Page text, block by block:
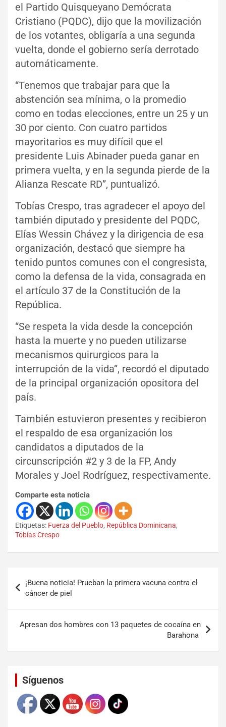
el Partido Quisqueyano Demócrata
Cristiano (PQDC), dijo que la movilización
de los votantes, obligaría a una segunda
vuelta, donde el gobierno sería derrotado
automáticamente.
“Tenemos que trabajar para que la
abstención sea mínima, o la promedio
como en todas elecciones, entre un 25 y un
30 por ciento. Con cuatro partidos
mayoritarios es muy difícil que el
presidente Luis Abinader pueda ganar en
primera vuelta, y en la segunda pierde de la
Alianza Rescate RD”, puntualizó.
Tobías Crespo, tras agradecer el apoyo del
también diputado y presidente del PQDC,
Elías Wessin Chávez y la dirigencia de esa
organización, destacó que siempre ha
tenido puntos comunes con el congresista,
como la defensa de la vida, consagrada en
el artículo 37 de la Constitución de la
República.
“Se respeta la vida desde la concepción
hasta la muerte y no pueden utilizarse
mecanismos quirurgicos para la
interrupción de la vida”, recordó el diputado
de la principal organización opositora del
país.
También estuvieron presentes y recibieron
el respaldo de esa organización los
candidatos a diputados de la
circunscripción #2 y 3 de la FP, Andy
Morales y Joel Rodríguez, respectivamente.
Comparte esta noticia
Etiquetas: Fuerza del Pueblo, República Dominicana,
Tobías Crespo
¡Buena noticia! Prueban la primera vacuna contra el
cáncer de piel
Apresan dos hombres con 13 paquetes de cocaína en
Barahona
Síguenos